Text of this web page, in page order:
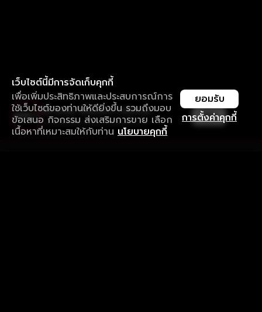
เว็บไซต์นี้มีการจัดเก็บคุกกี้
เพื่อเพิ่มประสิทธิภาพและประสบการณ์การ
ใช้เว็บไซต์ของท่านให้ดียิ่งขึ้น รวมถึงมอบ
ข้อเสนอ กิจกรรม ส่งเสริมการขาย เลือก
เนื้อหาที่เหมาะสมให้กับท่าน นโยบายคุกกี้
การตั้งค่าคุกกี้
ยอมรับ
ใช้งานแอป ลื่นไหลกว่า ไม่มีสะดุด
ดาวน์โหลดแอปเพื่อการรับชมที่ดีกว่า เปิด